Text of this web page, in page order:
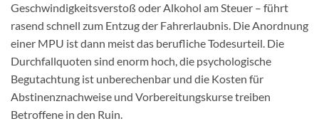
Geschwindigkeitsverstoß oder Alkohol am Steuer – führt
rasend schnell zum Entzug der Fahrerlaubnis. Die Anordnung
einer MPU ist dann meist das berufliche Todesurteil. Die
Durchfallquoten sind enorm hoch, die psychologische
Begutachtung ist unberechenbar und die Kosten für
Abstinenznachweise und Vorbereitungskurse treiben
Betroffene in den Ruin.